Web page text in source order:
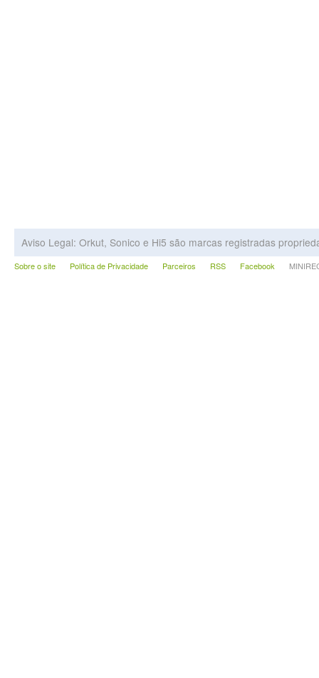
Aviso Legal: Orkut, Sonico e Hi5 são marcas registradas
Sobre o site Política de Privacidade Parceiros RSS Facebook